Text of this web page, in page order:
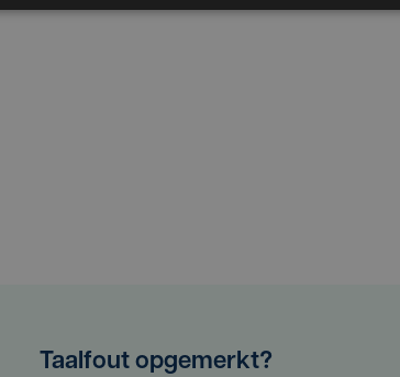
Taalfout opgemerkt?